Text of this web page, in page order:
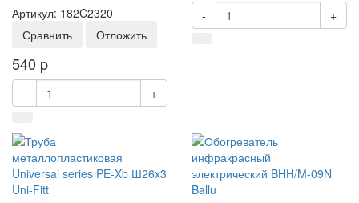
Артикул: 182C2320
Сравнить
Отложить
540 p
- +
- +